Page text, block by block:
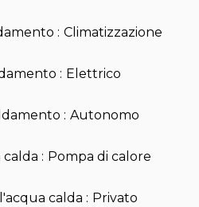
Climatizzazione
Elettrico
Autonomo
calda Pompa di calore
calda Privato